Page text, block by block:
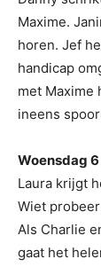
Maxime.
horen. Jef
handicap
met Maxime
ineens
Woensdag
Laura krijgt
Wiet
Als Charlie
gaat het